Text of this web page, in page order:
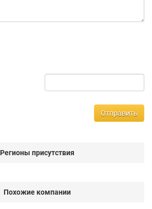
Отправить
Регионы присутствия
Похожие компании